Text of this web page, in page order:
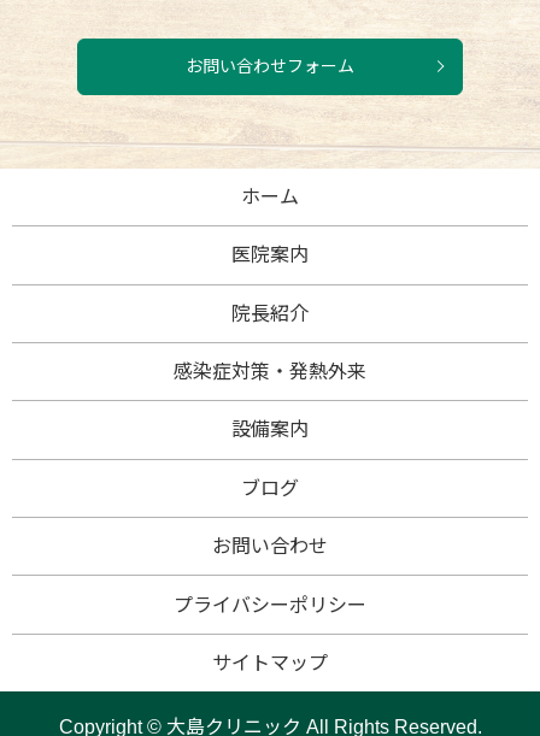
お問い合わせフォーム
ホーム
医院案内
院長紹介
感染症対策・発熱外来
設備案内
ブログ
お問い合わせ
プライバシーポリシー
サイトマップ
Copyright © 大島クリニック All Rights Reserved.